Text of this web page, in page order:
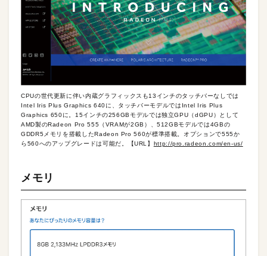
CPUの世代更新に伴い内蔵グラフィックスも13インチのタッチバーなしでは
Intel Iris Plus Graphics 640に、タッチバーモデルではIntel Iris Plus
Graphics 650に。15インチの256GBモデルでは独立GPU（dGPU）として
AMD製のRadeon Pro 555（VRAMが2GB）、512GBモデルでは4GBの
GDDR5メモリを搭載したRadeon Pro 560が標準搭載。オプションで555か
ら560へのアップグレードは可能だ。【URL】 http://pro.radeon.com/en-us/
メモリ